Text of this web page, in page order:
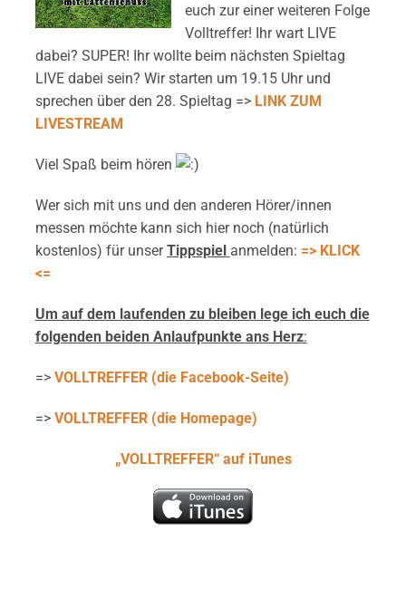
euch zur einer weiteren Folge
Volltreffer! Ihr wart LIVE
dabei? SUPER! Ihr wollte beim nächsten Spieltag
LIVE dabei sein? Wir starten um 19.15 Uhr und
sprechen über den 28. Spieltag => LINK ZUM
LIVESTREAM
Viel Spaß beim hören
Wer sich mit uns und den anderen Hörer/innen
messen möchte kann sich hier noch (natürlich
kostenlos) für unserTippspiel anmelden: => KLICK
<=
Um auf dem laufenden zu bleiben lege ich euch die
folgenden beiden Anlaufpunkte ans Herz:
=> VOLLTREFFER (die Facebook-Seite)
=> VOLLTREFFER (die Homepage)
„VOLLTREFFER“ auf iTunes